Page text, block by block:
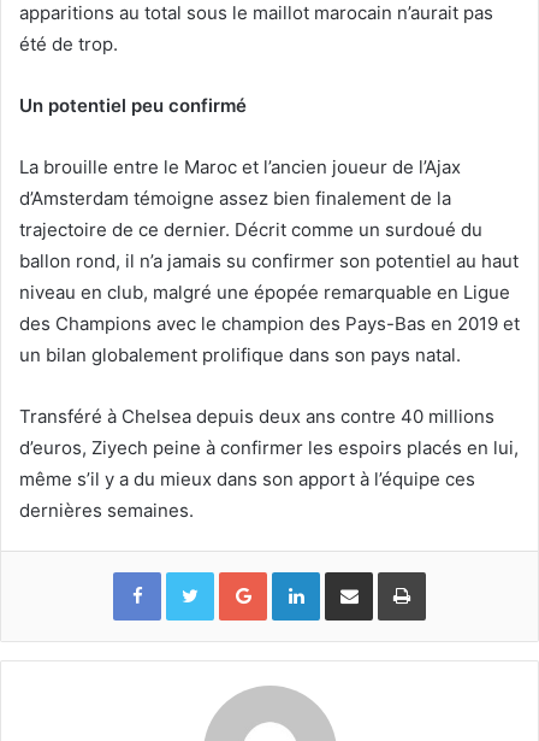
apparitions au total sous le maillot marocain n’aurait pas
été de trop.
Un potentiel peu confirmé
La brouille entre le Maroc et l’ancien joueur de l’Ajax
d’Amsterdam témoigne assez bien finalement de la
trajectoire de ce dernier. Décrit comme un surdoué du
ballon rond, il n’a jamais su confirmer son potentiel au haut
niveau en club, malgré une épopée remarquable en Ligue
des Champions avec le champion des Pays-Bas en 2019 et
un bilan globalement prolifique dans son pays natal.
Transféré à Chelsea depuis deux ans contre 40 millions
d’euros, Ziyech peine à confirmer les espoirs placés en lui,
même s’il y a du mieux dans son apport à l’équipe ces
dernières semaines.
Google+LinkedinPartager par email Imprimer